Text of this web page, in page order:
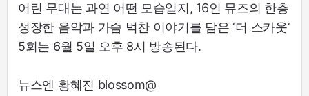
어린 무대는 과연 어떤 모습일지, 16인 뮤즈의 한층
성장한 음악과 가슴 벅찬 이야기를 담은 ‘더 스카웃’
5회는 6월 5일 오후 8시 방송된다.
뉴스엔 황혜진 blossom@